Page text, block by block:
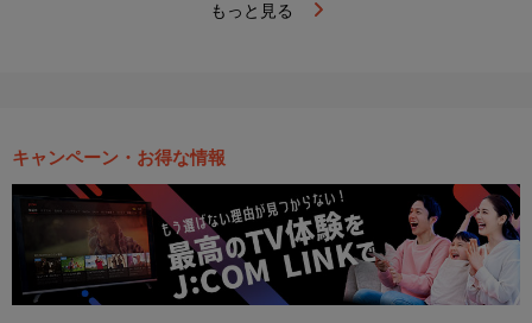
もっと見る
キャンペーン・お得な情報